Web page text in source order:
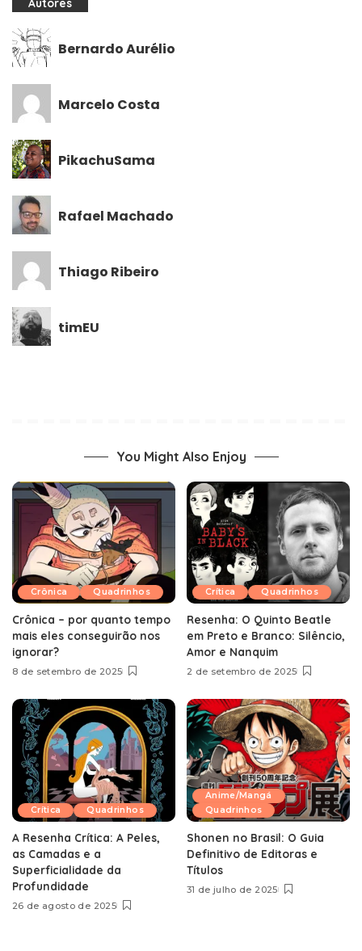
Autores
Bernardo Aurélio
Marcelo Costa
PikachuSama
Rafael Machado
Thiago Ribeiro
timEU
You Might Also Enjoy
Crônica Quadrinhos
Crônica – por quanto tempo
mais eles conseguirão nos
ignorar?
8 de setembro de 2025
Crítica Quadrinhos
Resenha: O Quinto Beatle
em Preto e Branco: Silêncio,
Amor e Nanquim
2 de setembro de 2025
Crítica Quadrinhos
A Resenha Crítica: A Peles,
as Camadas e a
Superficialidade da
Profundidade
26 de agosto de 2025
Anime/Mangá
Quadrinhos
Shonen no Brasil: O Guia
Definitivo de Editoras e
Títulos
31 de julho de 2025